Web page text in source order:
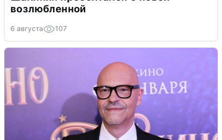
возлюбленной
6 августа 107